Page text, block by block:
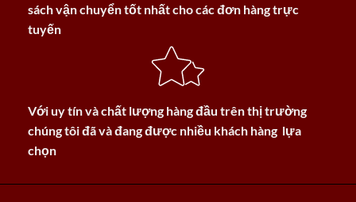
sách vận chuyển tốt nhất cho các đơn hàng trực
tuyến
Với uy tín và chất lượng hàng đầu trên thị trường
chúng tôi đã và đang được nhiều khách hàng lựa
chọn